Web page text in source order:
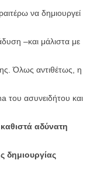
να δημιουργεί
–και μάλιστα με
Όλως αντιθέτως, η
του ασυνειδήτου και
καθιστά αδύνατη
δημιουργίας